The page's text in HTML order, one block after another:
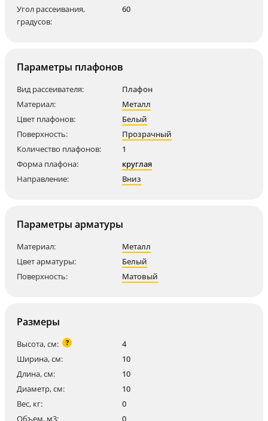
Угол рассеивания,
градусов:
60
Параметры плафонов
Вид рассеивателя:
Плафон
Материал:
Металл
Цвет плафонов:
Белый
Поверхность:
Прозрачный
Количество плафонов:
1
Форма плафона:
круглая
Направление:
Вниз
Параметры арматуры
Материал:
Металл
Цвет арматуры:
Белый
Поверхность:
Матовый
Размеры
Высота, см: ?
4
Ширина, см:
10
Длина, см:
10
Диаметр, см:
10
Вес, кг:
0
Объем, м3:
0